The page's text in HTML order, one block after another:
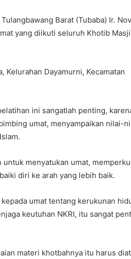
Barat (Tubaba) Ir.
yang diikuti seluruh Khotib
Kelurahan Dayamurni, Kecamatan
ini sangatlah penting,
umat, menyampaikan nilai-
menyatukan umat,
diri ke arah yang lebih baik.
umat tentang kerukunan
keutuhan NKRI, itu sangat
materi khotbahnya itu harus